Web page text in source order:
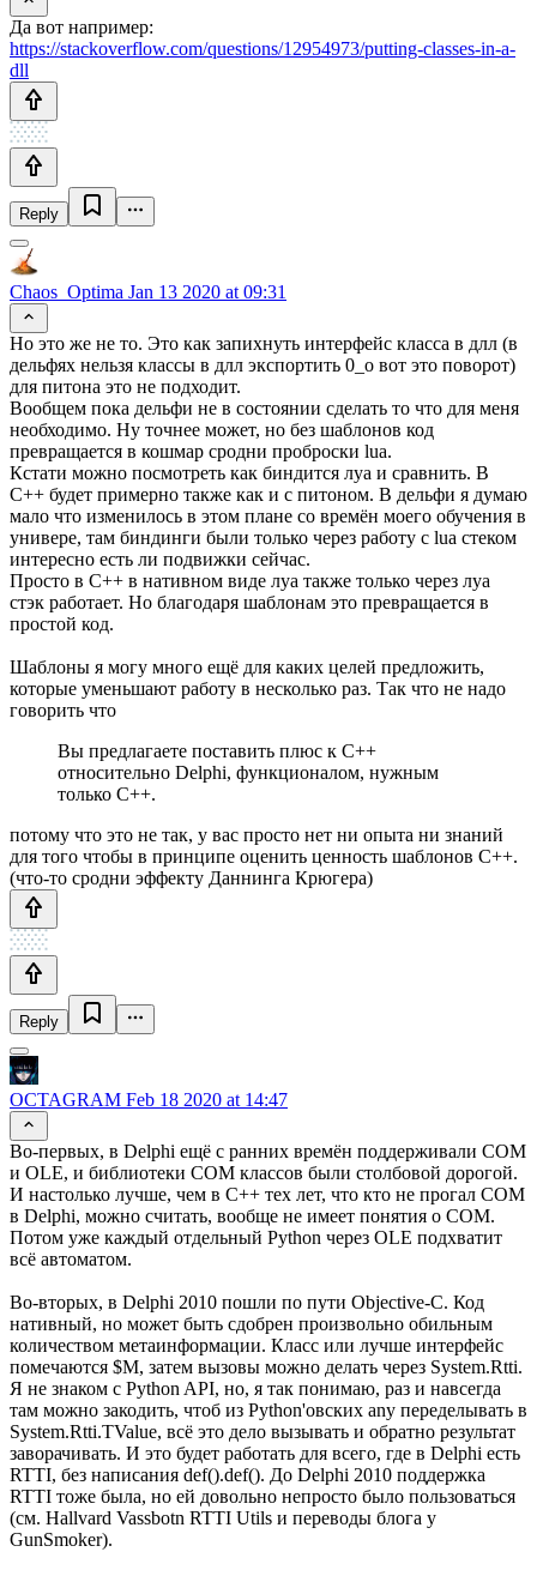
Да вот например:
https://stackoverflow.com/questions/12954973/putting-classes-in-a-
dll
Reply
Chaos_Optima Jan 13 2020 at 09:31
Но это же не то. Это как запихнуть интерфейс класса в длл (в
дельфях нельзя классы в длл экспортить 0_о вот это поворот)
для питона это не подходит.
Вообщем пока дельфи не в состоянии сделать то что для меня
необходимо. Ну точнее может, но без шаблонов код
превращается в кошмар сродни проброски lua.
Кстати можно посмотреть как биндится луа и сравнить. В
С++ будет примерно также как и с питоном. В дельфи я думаю
мало что изменилось в этом плане со времён моего обучения в
универе, там биндинги были только через работу с lua стеком
интересно есть ли подвижки сейчас.
Просто в С++ в нативном виде луа также только через луа
стэк работает. Но благодаря шаблонам это превращается в
простой код.
Шаблоны я могу много ещё для каких целей предложить,
которые уменьшают работу в несколько раз. Так что не надо
говорить что
Вы предлагаете поставить плюс к C++
относительно Delphi, функционалом, нужным
только C++.
потому что это не так, у вас просто нет ни опыта ни знаний
для того чтобы в принципе оценить ценность шаблонов С++.
(что-то сродни эффекту Даннинга Крюгера)
Reply
OCTAGRAM Feb 18 2020 at 14:47
Во-первых, в Delphi ещё с ранних времён поддерживали COM
и OLE, и библиотеки COM классов были столбовой дорогой.
И настолько лучше, чем в C++ тех лет, что кто не прогал COM
в Delphi, можно считать, вообще не имеет понятия о COM.
Потом уже каждый отдельный Python через OLE подхватит
всё автоматом.
Во-вторых, в Delphi 2010 пошли по пути Objective-C. Код
нативный, но может быть сдобрен произвольно обильным
количеством метаинформации. Класс или лучше интерфейс
помечаются $M, затем вызовы можно делать через System.Rtti.
Я не знаком с Python API, но, я так понимаю, раз и навсегда
там можно закодить, чтоб из Python'овских any переделывать в
System.Rtti.TValue, всё это дело вызывать и обратно результат
заворачивать. И это будет работать для всего, где в Delphi есть
RTTI, без написания def().def(). До Delphi 2010 поддержка
RTTI тоже была, но ей довольно непросто было пользоваться
(см. Hallvard Vassbotn RTTI Utils и переводы блога у
GunSmoker).